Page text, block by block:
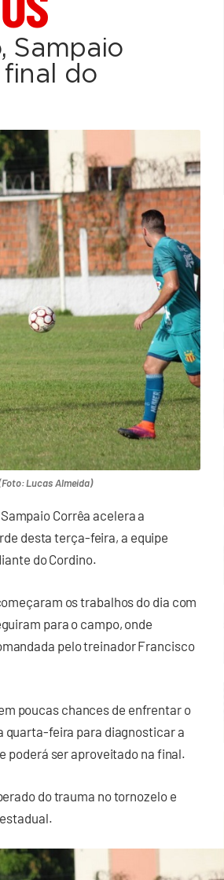
Sampaio
do
Lucas Almeida)
Corrêa acelera a
desta terça-feira, a equipe
do Cordino.
os trabalhos do dia com
para o campo, onde
pelo treinador Francisco
poucas chances de enfrentar o
quarta-feira para diagnosticar a
poderá ser aproveitado na final.
do trauma no tornozelo e